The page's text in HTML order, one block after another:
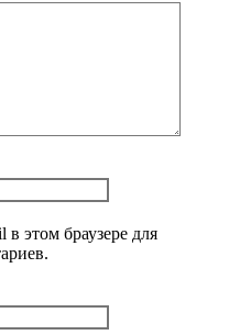
этом браузере для